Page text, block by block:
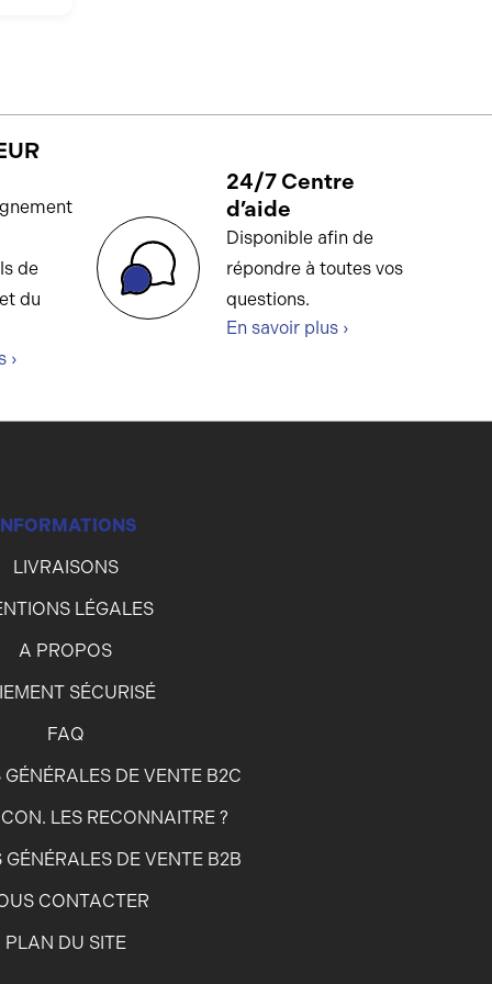
de
du
›
24/7 Centre
d’aide
Disponible afin de
répondre à toutes vos
questions.
En savoir plus ›
LIVRAISONS
LÉGALES
A PROPOS
SÉCURISÉ
FAQ
DE VENTE B2C
LES RECONNAITRE ?
DE VENTE B2B
CONTACTER
PLAN DU SITE